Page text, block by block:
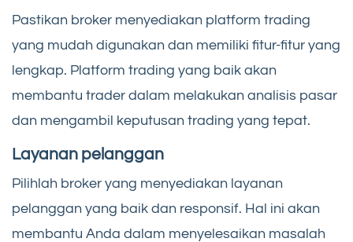
Pastikan broker menyediakan platform trading
yang mudah digunakan dan memiliki fitur-fitur yang
lengkap. Platform trading yang baik akan
membantu trader dalam melakukan analisis pasar
dan mengambil keputusan trading yang tepat.
Layanan pelanggan
Pilihlah broker yang menyediakan layanan
pelanggan yang baik dan responsif. Hal ini akan
membantu Anda dalam menyelesaikan masalah